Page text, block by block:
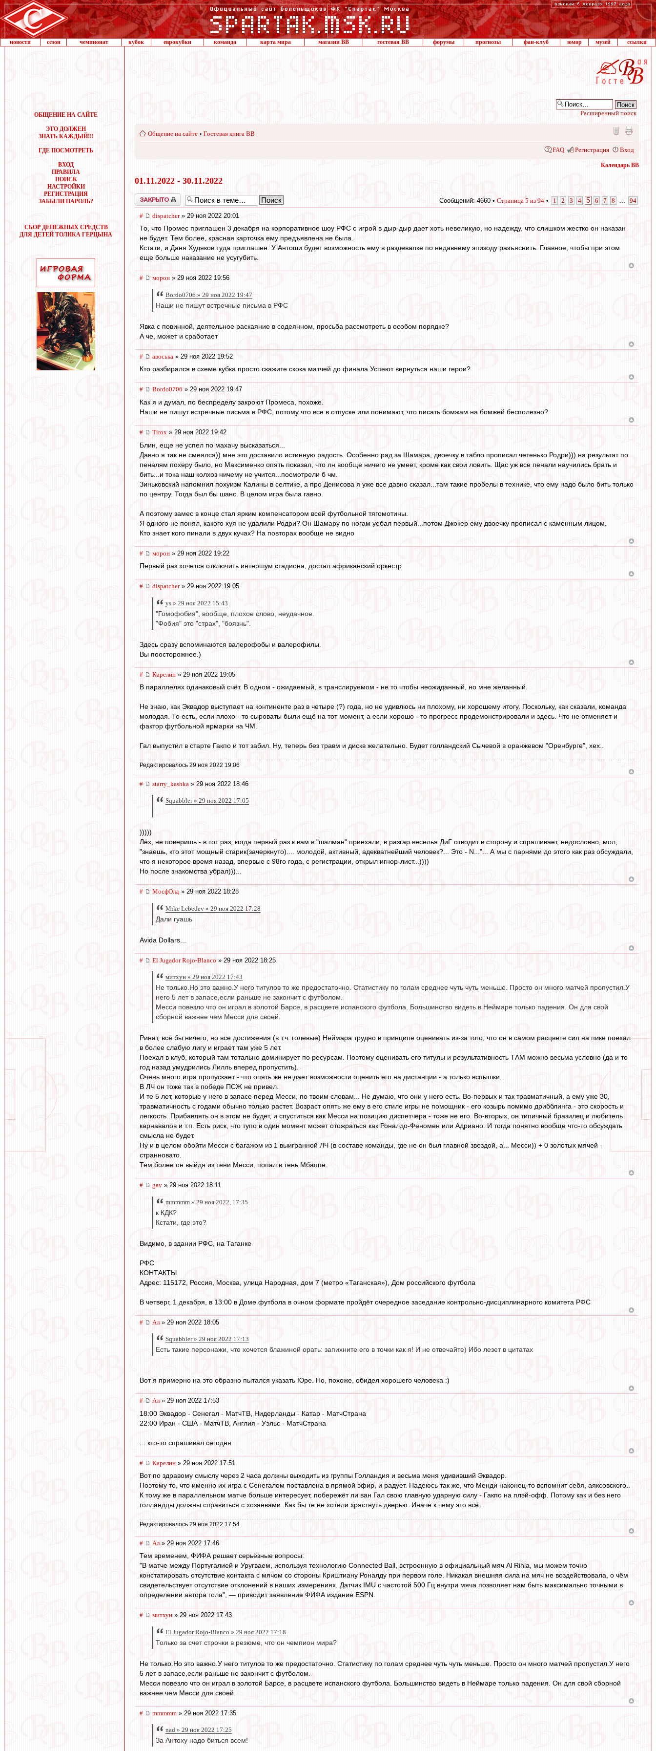
новости сезон чемпионат кубок еврокубки команда карта мира магазин ВВ гостевая ВВ форумы прогнозы фан-клуб юмор музей ссылки
ОБЩЕНИЕ НА САЙТЕ
ЭТО ДОЛЖЕН
ЗНАТЬ КАЖДЫЙ!!!
ГДЕ ПОСМОТРЕТЬ
ВХОД
ПРАВИЛА
ПОИСК
НАСТРОЙКИ
РЕГИСТРАЦИЯ
ЗАБЫЛИ ПАРОЛЬ?
СБОР ДЕНЕЖНЫХ СРЕДСТВ
ДЛЯ ДЕТЕЙ ТОЛИКА ГЕРЦЫНА
Расширенный поиск
Общение на сайте ‹ Гостевая книга ВВ
FAQ Регистрация Вход
Календарь ВВ
01.11.2022 - 30.11.2022
Закрыто Сообщений: 4660 • Страница 5 из 94 • 1 2 3 4 5 6 7 8 94
# dispatcher» 29 ноя 2022 20:01
То, что Промес приглашен 3 декабря на корпоративное шоу РФС с игрой в дыр-дыр дает хоть невеликую, но надежду, что слишком жестко он наказан
не будет. Тем более, красная карточка ему предъявлена не была.
Кстати, и Даня Худяков туда приглашен. У Антоши будет возможность ему в раздевалке по недавнему эпизоду разъяснить. Главное, чтобы при этом
еще больше наказание не усугубить.
# морон » 29 ноя 2022 19:56
Bordo0706 » 29 ноя 2022 19:47
Наши не пишут встречные письма в РФС
Явка с повинной, деятельное раскаяние в содеянном, просьба рассмотреть в особом порядке?
А че, может и сработает
# авоська » 29 ноя 2022 19:52
Кто разбирался в схеме кубка просто скажите скока матчей до финала.Успеют вернуться наши герои?
# Bordo0706 » 29 ноя 2022 19:47
Как я и думал, по беспределу закроют Промеса, похоже.
Наши не пишут встречные письма в РФС, потому что все в отпуске или понимают, что писать бомжам на бомжей бесполезно?
# Tirox » 29 ноя 2022 19:42
Блин, еще не успел по махачу высказаться...
Давно я так не смеялся)) мне это доставило истинную радость. Особенно рад за Шамара, двоечку в табло прописал четенько Родри))) на результат по
пеналям похеру было, но Максименко опять показал, что лн вообще ничего не умеет, кроме как свои ловить. Щас уж все пенали научились брать и
бить...и тока наш колхоз ничему не учится...посмотрели б чм.
Зиньковский напомнил похуизм Калины в селтике, а про Денисова я уже все давно сказал...там такие пробелы в технике, что ему надо было бить только
по центру. Тогда был бы шанс. В целом игра была гавно.
А поэтому замес в конце стал ярким компенсатором всей футбольной тягомотины.
Я одного не понял, какого хуя не удалили Родри? Он Шамару по ногам уебал первый...потом Джокер ему двоечку прописал с каменным лицом.
Кто знает кого пинали в двух кучах? На повторах вообще не видно
# морон » 29 ноя 2022 19:22
Первый раз хочется отключить интершум стадиона, достал африканский оркестр
# dispatcher» 29 ноя 2022 19:05
ys » 29 ноя 2022 15:43
"Гомофобия", вообще, плохое слово, неудачное.
"Фобия" это "страх", "боязнь".
Здесь сразу вспоминаются валерофобы и валерофилы.
Вы поосторожнее.)
# Карелин » 29 ноя 2022 19:05
В параллелях одинаковый счёт. В одном - ожидаемый, в транслируемом - не то чтобы неожиданный, но мне желанный.
Не знаю, как Эквадор выступает на континенте раз в четыре (?) года, но не удивлюсь ни плохому, ни хорошему итогу. Поскольку, как сказали, команда
молодая. То есть, если плохо - то сыроваты были ещё на тот момент, а если хорошо - то прогресс продемонстрировали и здесь. Что не отменяет и
фактор футбольной ярмарки на ЧМ.
Гал выпустил в старте Гакпо и тот забил. Ну, теперь без травм и дискв желательно. Будет голландский Сычевой в оранжевом "Оренбурге", хех..
Редактировалось 29 ноя 2022 19:06
# starry_kashka » 29 ноя 2022 18:46
Squabbler » 29 ноя 2022 17:05
)))))
Лёх, не поверишь - в тот раз, когда первый раз к вам в "шалман" приехали, в разгар веселья ДиГ отводит в сторону и спрашивает, недословно, мол,
"знаешь, кто этот мощный старик(зачеркнуто).... молодой, активный, адекватнейший человек?... Это - N..."... А мы с парнями до этого как раз обсуждали,
что я некоторое время назад, впервые с 98го года, с регистрации, открыл игнор-лист...))))
Но после знакомства убрал)))...
# МосфОлд » 29 ноя 2022 18:28
Mike Lebedev » 29 ноя 2022 17:28
Дали гуашь
Avida Dollars...
# El Jugador Rojo-Blanco » 29 ноя 2022 18:25
митхун » 29 ноя 2022 17:43
Не только.Но это важно.У него титулов то же предостаточно. Статистику по голам среднее чуть чуть меньше. Просто он много матчей пропустил.У
него 5 лет в запасе,если раньше не закончит с футболом.
Месси повезло что он играл в золотой Барсе, в расцвете испанского футбола. Большинство видеть в Неймаре только падения. Он для свой
сборной важнее чем Месси для своей.
Ринат, всё бы ничего, но все достижения (в т.ч. голевые) Неймара трудно в принципе оценивать из-за того, что он в самом расцвете сил на пике поехал
в более слабую лигу и играет там уже 5 лет.
Поехал в клуб, который там тотально доминирует по ресурсам. Поэтому оценивать его титулы и результативность ТАМ можно весьма условно (да и то
год назад умудрились Лилль вперед пропустить).
Очень много игра пропускает - что опять же не дает возможности оценить его на дистанции - а только вспышки.
В ЛЧ он тоже так в победе ПСЖ не привел.
И те 5 лет, которые у него в запасе перед Месси, по твоим словам... Не думаю, что они у него есть. Во-первых и так травматичный, а ему уже 30,
травматичность с годами обычно только растет. Возраст опять же ему в его стиле игры не помощник - его козырь помимо дрибблинга - это скорость и
легкость. Прибавлять он в этом не будет, и спуститься как Месси на позицию диспетчера - тоже не его. Во-вторых, он типичный бразилец и любитель
карнавалов и т.п. Есть риск, что тупо в один момент может отожраться как Роналдо-Феномен или Адриано. И тогда понятно вообще что-то обсуждать
смысла не будет.
Ну и в целом обойти Месси с багажом из 1 выигранной ЛЧ (в составе команды, где не он был главной звездой, а... Месси)) + 0 золотых мячей -
странновато.
Тем более он выйдя из тени Месси, попал в тень Мбаппе.
# gav » 29 ноя 2022 18:11
mmmmm » 29 ноя 2022, 17:35
к КДК?
Кстати, где это?
Видимо, в здании РФС, на Таганке
РФС
КОНТАКТЫ
Адрес: 115172, Россия, Москва, улица Народная, дом 7 (метро «Таганская»), Дом российского футбола
В четверг, 1 декабря, в 13:00 в Доме футбола в очном формате пройдёт очередное заседание контрольно-дисциплинарного комитета РФС
# Ал » 29 ноя 2022 18:05
Squabbler » 29 ноя 2022 17:13
Есть такие персонажи, что хочется блажиной орать: запихните его в точки как я! И не отвечайте) Ибо лезет в цитатах
Вот я примерно на это образно пытался указать Юре. Но, похоже, обидел хорошего человека :)
# Ал» 29 ноя 2022 17:53
18:00 Эквадор - Сенегал - МатчТВ, Нидерланды - Катар - МатчСтрана
22:00 Иран - США - МатчТВ, Англия - Уэльс - МатчСтрана
... кто-то спрашивал сегодня
# Карелин » 29 ноя 2022 17:51
Вот по здравому смыслу через 2 часа должны выходить из группы Голландия и весьма меня удививший Эквадор.
Поэтому то, что именно их игра с Сенегалом поставлена в прямой эфир, и радует. Надеюсь так же, что Менди наконец-то вспомнит себя, аяксовского..
К тому же в параллельном матче больше интересует, побережёт ли ван Гал свою главную ударную силу - Гакпо на плэй-офф. Потому как и без него
голландцы должны справиться с хозяевами. Как бы те не хотели хрястнуть дверью. Иначе к чему это всё..
Редактировалось 29 ноя 2022 17:54
# Ал » 29 ноя 2022 17:46
Тем временем, ФИФА решает серьёзные вопросы:
"В матче между Португалией и Уругваем, используя технологию Connected Ball, встроенную в официальный мяч Al Rihla, мы можем точно
констатировать отсутствие контакта с мячом со стороны Криштиану Роналду при первом голе. Никакая внешняя сила на мяч не воздействовала, о чём
свидетельствует отсутствие отклонений в наших измерениях. Датчик IMU с частотой 500 Гц внутри мяча позволяет нам быть максимально точными в
определении автора гола", — приводит заявление ФИФА издание ESPN.
# митхун » 29 ноя 2022 17:43
El Jugador Rojo-Blanco » 29 ноя 2022 17:18
Только за счет строчки в резюме, что он чемпион мира?
Не только.Но это важно.У него титулов то же предостаточно. Статистику по голам среднее чуть чуть меньше. Просто он много матчей пропустил.У него
5 лет в запасе,если раньше не закончит с футболом.
Месси повезло что он играл в золотой Барсе, в расцвете испанского футбола. Большинство видеть в Неймаре только падения. Он для свой сборной
важнее чем Месси для своей.
# mmmmm » 29 ноя 2022 17:35
nad » 29 ноя 2022 17:25
За Антоху надо биться всем!